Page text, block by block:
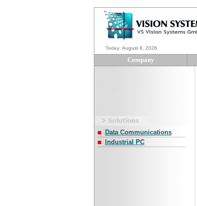
Today: August 8, 2026
Company
Data Communications
Industrial PC